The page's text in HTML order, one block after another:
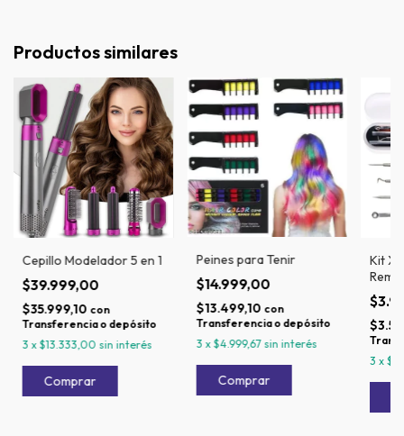
Productos similares
Cepillo Modelador 5 en 1
$39.999,00
$35.999,10 con
Transferencia o depósito
3 x$13.333,00 sin interés
Peines para Tenir
$14.999,00
$13.499,10 con
Transferencia o depósito
3 x$4.999,67 sin interés
Kit
3 x